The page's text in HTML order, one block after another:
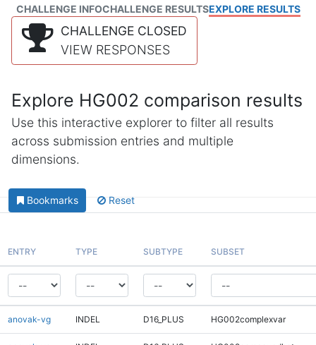
CHALLENGE INFOCHALLENGE RESULTSEXPLORE RESULTS
CHALLENGE CLOSED
VIEW RESPONSES
Explore HG002 comparison results
Use this interactive explorer to filter all results
across submission entries and multiple
dimensions.
Bookmarks Reset
ENTRY TYPE SUBTYPE SUBSET
anovak-vg INDEL D16_PLUS HG002complexvar